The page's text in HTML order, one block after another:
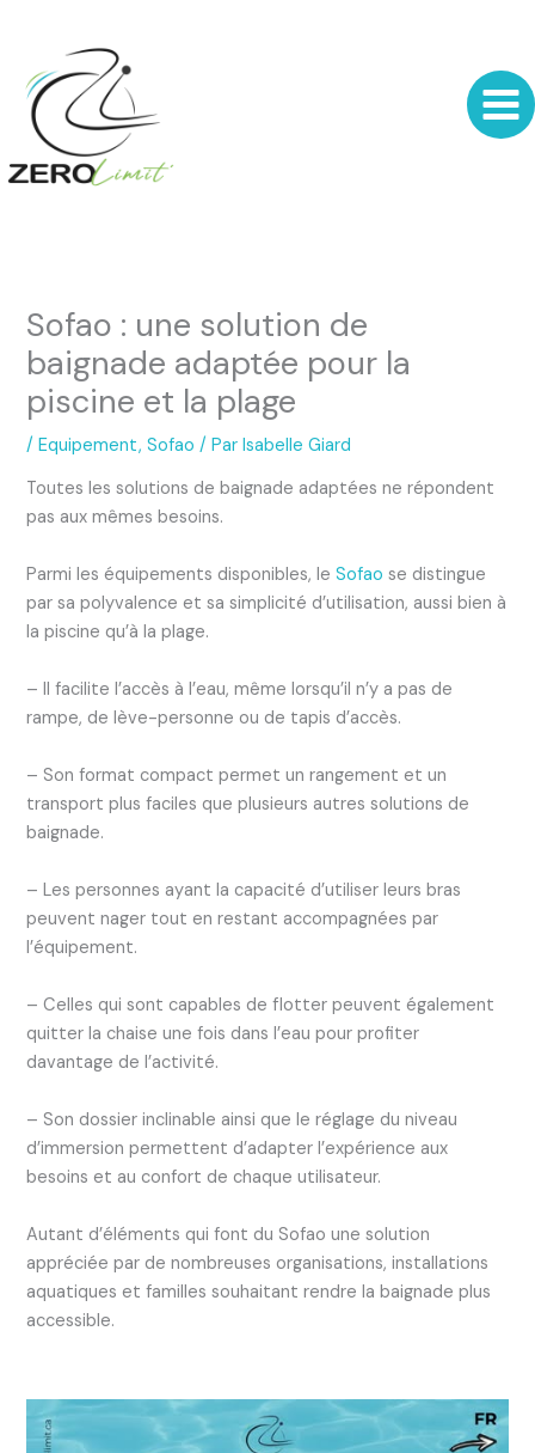
contenu
Sofao : une solution de
baignade adaptée pour la
piscine et la plage
/Equipement,Sofao / ParIsabelle Giard
Toutes les solutions de baignade adaptées ne répondent
pas aux mêmes besoins.
Parmi les équipements disponibles, leSofao se distingue
par sa polyvalence et sa simplicité d’utilisation, aussi bien à
la piscine qu’à la plage.
– Il facilite l’accès à l’eau, même lorsqu’il n’y a pas de
rampe, de lève-personne ou de tapis d’accès.
– Son format compact permet un rangement et un
transport plus faciles que plusieurs autres solutions de
baignade.
– Les personnes ayant la capacité d’utiliser leurs bras
peuvent nager tout en restant accompagnées par
l’équipement.
– Celles qui sont capables de flotter peuvent également
quitter la chaise une fois dans l’eau pour profiter
davantage de l’activité.
– Son dossier inclinable ainsi que le réglage du niveau
d’immersion permettent d’adapter l’expérience aux
besoins et au confort de chaque utilisateur.
Autant d’éléments qui font du Sofao une solution
appréciée par de nombreuses organisations, installations
aquatiques et familles souhaitant rendre la baignade plus
accessible.